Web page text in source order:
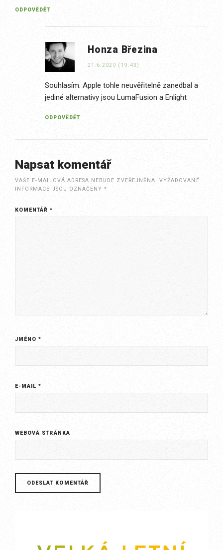
ODPOVĚDĚT
Honza Březina
21.6.2020 (19:43)
Souhlasím. Apple tohle neuvěřitelně zanedbal a
jediné alternativy jsou LumaFusion a Enlight
ODPOVĚDĚT
Napsat komentář
VAŠE E-MAILOVÁ ADRESA NEBUDE ZVEŘEJNĚNA. VYŽADOVANÉ
INFORMACE JSOU OZNAČENY*
KOMENTÁŘ*
JMÉNO*
E-MAIL*
WEBOVÁ STRÁNKA